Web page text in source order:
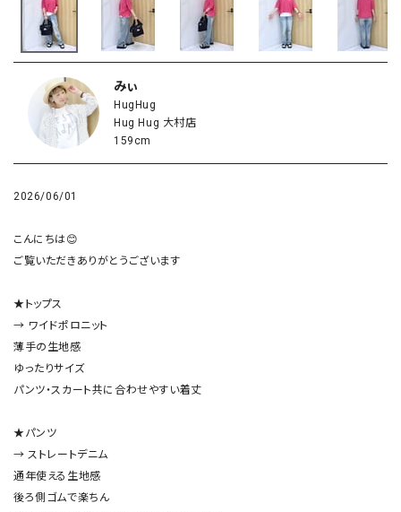
みぃ
HugHug
Hug Hug 大村店
159cm
2026/06/01
こんにちは😊
ご覧いただきありがとうございます
★トップス
→ ワイドポロニット
薄手の生地感
ゆったりサイズ
パンツ・スカート共に合わせやすい着丈
★パンツ
→ ストレートデニム
通年使える生地感
後ろ側ゴムで楽ちん